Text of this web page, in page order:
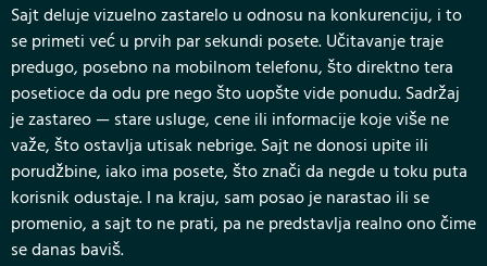
Sajt deluje vizuelno zastarelo u odnosu na konkurenciju, i to
se primeti već u prvih par sekundi posete. Učitavanje traje
predugo, posebno na mobilnom telefonu, što direktno tera
posetioce da odu pre nego što uopšte vide ponudu. Sadržaj
je zastareo — stare usluge, cene ili informacije koje više ne
važe, što ostavlja utisak nebrige. Sajt ne donosi upite ili
porudžbine, iako ima posete, što znači da negde u toku puta
korisnik odustaje. I na kraju, sam posao je narastao ili se
promenio, a sajt to ne prati, pa ne predstavlja realno ono čime
se danas baviš.